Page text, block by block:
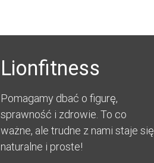
Lionfitness
Pomagamy dbać o figurę,
sprawność i zdrowie. To co
ważne, ale trudne z nami staje się
naturalne i proste!